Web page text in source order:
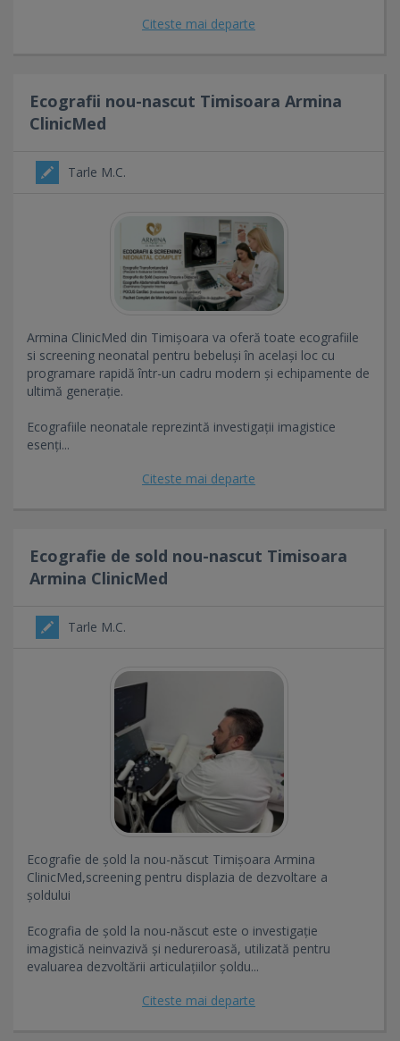
Citeste mai departe
Ecografii nou-nascut Timisoara Armina
ClinicMed
Tarle M.C.
Armina ClinicMed din Timișoara va oferă toate ecografiile
si screening neonatal pentru bebeluși în același loc cu
programare rapidă într-un cadru modern și echipamente de
ultimă generație.
Ecografiile neonatale reprezintă investigații imagistice
esenți...
Citeste mai departe
Ecografie de sold nou-nascut Timisoara
Armina ClinicMed
Tarle M.C.
Ecografie de șold la nou-născut Timișoara Armina
ClinicMed,screening pentru displazia de dezvoltare a
șoldului
Ecografia de șold la nou-născut este o investigație
imagistică neinvazivă și nedureroasă, utilizată pentru
evaluarea dezvoltării articulațiilor șoldu...
Citeste mai departe